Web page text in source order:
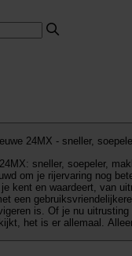
24MX - sneller,
sneller, soepeler, makkelijker.
om je rijervaring nog
kent en waardeert, van
een
is. Of je nu uitrusting
het is er allemaal.